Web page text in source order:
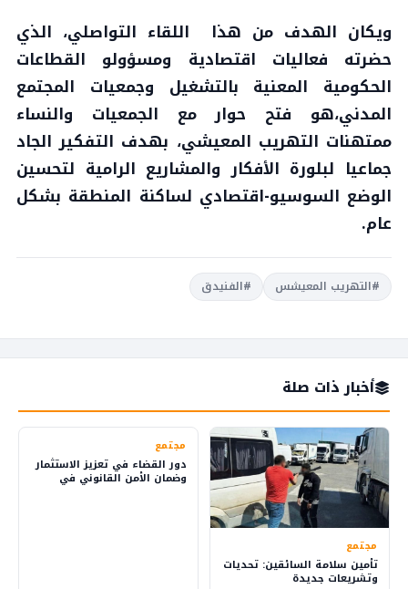
ويكان الهدف من هذا اللقاء التواصلي، الذي
حضرته فعاليات اقتصادية ومسؤولو القطاعات
الحكومية المعنية بالتشغيل وجمعيات المجتمع
المدني،هو فتح حوار مع الجمعيات والنساء
ممتهنات التهريب المعيشي، بهدف التفكير الجاد
جماعيا لبلورة الأفكار والمشاريع الرامية لتحسين
الوضع السوسيو-اقتصادي لساكنة المنطقة بشكل
عام.
#التهريب المعيشس #الفنيدق
أخبار ذات صلة
مجتمع
تأمين سلامة السائقين: تحديات
وتشريعات جديدة
مجتمع
دور القضاء في تعزيز الاستثمار
وضمان الأمن القانوني في